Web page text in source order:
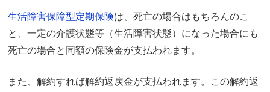
生活障害保障型定期保険は、死亡の場合はもちろんのこ
と、一定の介護状態等（生活障害状態）になった場合にも
死亡の場合と同額の保険金が支払われます。
また、解約すれば解約返戻金が支払われます。この解約返